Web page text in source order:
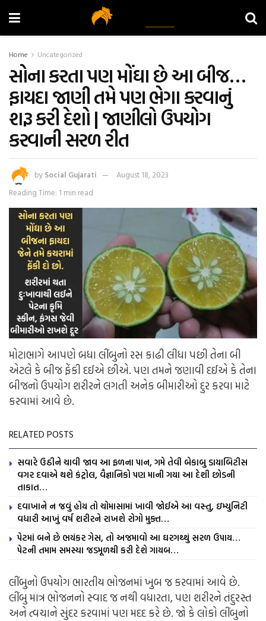
Home Uncategorized
સોના કરતા પણ મોંઘા છે આ બીજ…
ફાયદા જાણી તમે પણ ભેગા કરવાનું
શરૂ કરી દેશો | જાણીલો ઉપયોગ
કરવાની સરળ રીત
by Social Gujarati
August 18, 2023
Reading Time: 1 min read
મોટાભાગે આપણે બધા લીંબુનો રસ કાઢી લીધા પછી તેના બી
એટલે કે બીજ ફેંકી દઈએ છીએ. પણ તમને જણાવી દઈએ કે તેના
બીજનો ઉપયોગ શરીરને લગતી અનેક બીમારીઓ દુર કરવા માટે
કરવામાં આવે છે.
RELATED POSTS
સવારે ઉઠીને ચાવી જાવ આ ફળના પાન, ગમે તેવી બેકાબુ ડાયાબિટીસ
વગર દવાએ થશે કંટ્રોલ, વૈજ્ઞાનિકો પણ માની ગયા આ દેશી છોડની
તાકાત…
દવાખાને ન જવું હોય તો ચોમાસામાં ખાવી જોઈએ આ વસ્તુ, ઇમ્યુનિટી
વધારી આખું વર્ષ શરીરને રાખશે રોગો મુક્ત…
પેટમાં બને છે ભયંકર ગેસ, તો અજમાવો આ ઘરગથ્થું સરળ ઉપાય…
પેટની તમામ સમસ્યા જડમૂળથી કરી દેશે ગાયબ…
લીંબુનો ઉપયોગ ભારતીય ભોજનમાં ખુબ જ કરવામાં આવે છે.
લીંબુ માત્ર ભોજનનો સ્વાદ જ નથી વધારતા, પણ શરીરને તંદુરસ્ત
અને ત્વચાને સુંદર કરવામાં પણ મદદ કરે છે. જો કે લોકો લીંબુનો